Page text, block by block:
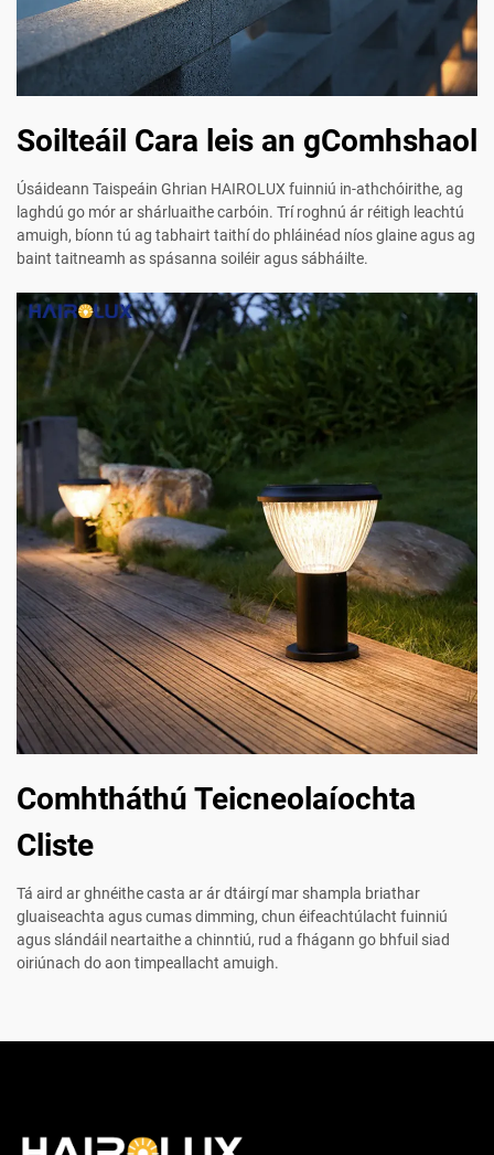
Soilteáil Cara leis an gComhshaol
Úsáideann Taispeáin Ghrian HAIROLUX fuinniú in-athchóirithe, ag
laghdú go mór ar shárluaithe carbóin. Trí roghnú ár réitigh leachtú
amuigh, bíonn tú ag tabhairt taithí do phláinéad níos glaine agus ag
baint taitneamh as spásanna soiléir agus sábháilte.
Comhtháthú Teicneolaíochta
Cliste
Tá aird ar ghnéithe casta ar ár dtáirgí mar shampla briathar
gluaiseachta agus cumas dimming, chun éifeachtúlacht fuinniú
agus slándáil neartaithe a chinntiú, rud a fhágann go bhfuil siad
oiriúnach do aon timpeallacht amuigh.